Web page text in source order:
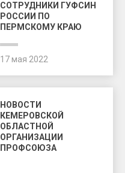
СОТРУДНИКИ ГУФСИН
РОССИИ ПО
ПЕРМСКОМУ КРАЮ
17 мая 2022
НОВОСТИ
КЕМЕРОВСКОЙ
ОБЛАСТНОЙ
ОРГАНИЗАЦИИ
ПРОФСОЮЗА